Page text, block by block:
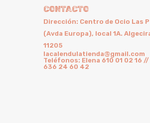
CONTACTO
Dirección: Centro de Ocio Las
(Avda Europa), local 1A.
11205
lacalendulatienda@gmail.com
Teléfonos: Elena 610 01 02 16
636 24 60 42